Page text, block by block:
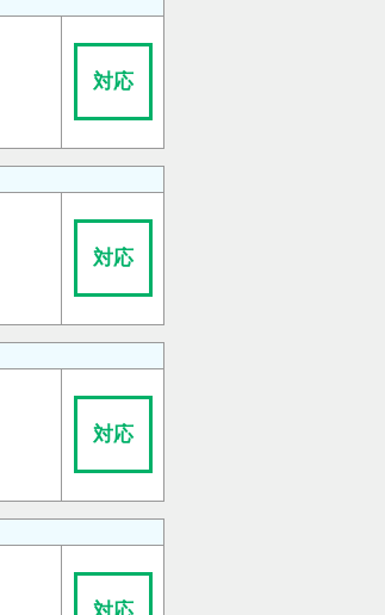
対応
対応
対応